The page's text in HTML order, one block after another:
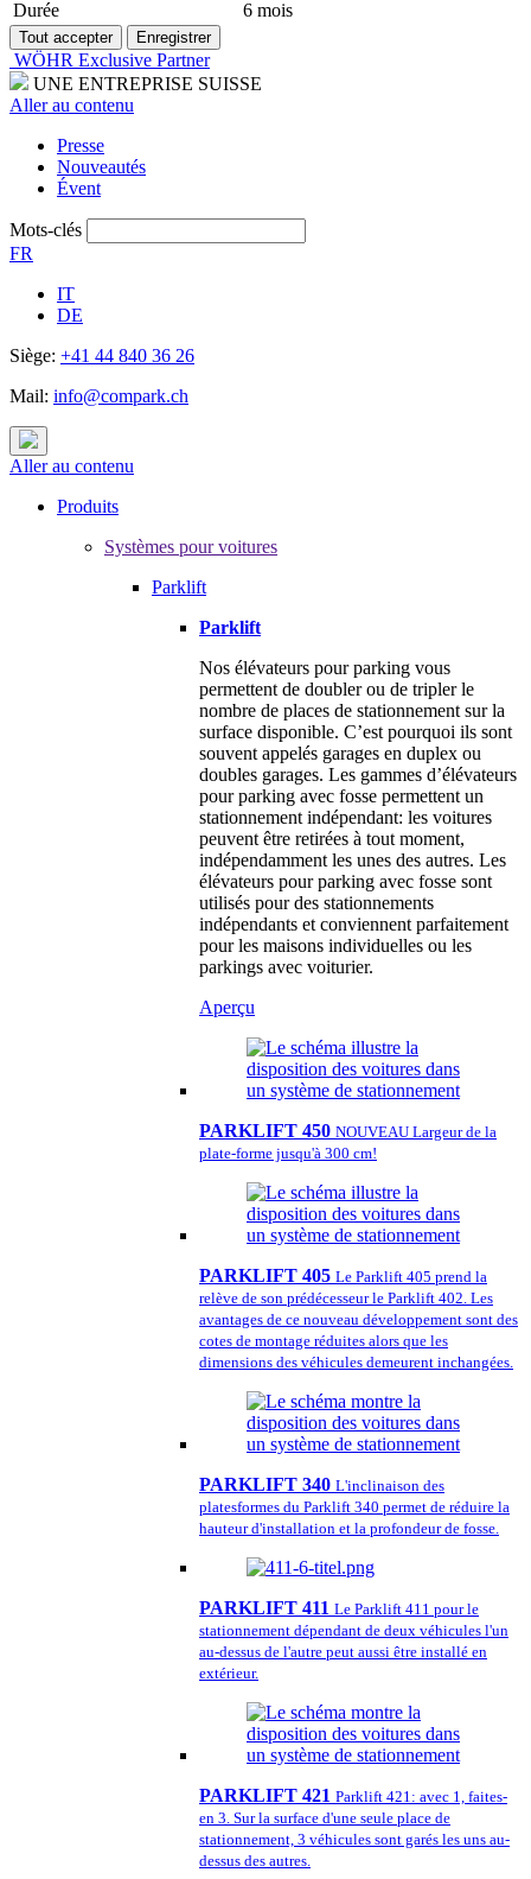
Durée
6 mois
WÖHR Exclusive Partner
UNE ENTREPRISE SUISSE
Aller au contenu
Presse
Nouveautés
Évent
Mots-clés
FR
IT
DE
Siège: +41 44 840 36 26
Mail: info@compark.ch
Aller au contenu
Produits
Systèmes pour voitures
Parklift
Parklift
Nos élévateurs pour parking vous
permettent de doubler ou de tripler le
nombre de places de stationnement sur la
surface disponible. C’est pourquoi ils sont
souvent appelés garages en duplex ou
doubles garages. Les gammes d’élévateurs
pour parking avec fosse permettent un
stationnement indépendant: les voitures
peuvent être retirées à tout moment,
indépendamment les unes des autres. Les
élévateurs pour parking avec fosse sont
utilisés pour des stationnements
indépendants et conviennent parfaitement
pour les maisons individuelles ou les
parkings avec voiturier.
Aperçu
PARKLIFT 450 NOUVEAU Largeur de la
plate-forme jusqu'à 300 cm!
PARKLIFT 405 Le Parklift 405 prend la
relève de son prédécesseur le Parklift 402. Les
avantages de ce nouveau développement sont des
cotes de montage réduites alors que les
dimensions des véhicules demeurent inchangées.
PARKLIFT 340 L'inclinaison des
platesformes du Parklift 340 permet de réduire la
hauteur d'installation et la profondeur de fosse.
PARKLIFT 411 Le Parklift 411 pour le
stationnement dépendant de deux véhicules l'un
au-dessus de l'autre peut aussi être installé en
extérieur.
PARKLIFT 421 Parklift 421: avec 1, faites-
en 3. Sur la surface d'une seule place de
stationnement, 3 véhicules sont garés les uns au-
dessus des autres.